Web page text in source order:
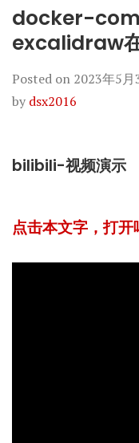
docker-
excalidraw
Posted on 2023年5月
by dsx2016
bilibili-视频演示
点击本文字，打开